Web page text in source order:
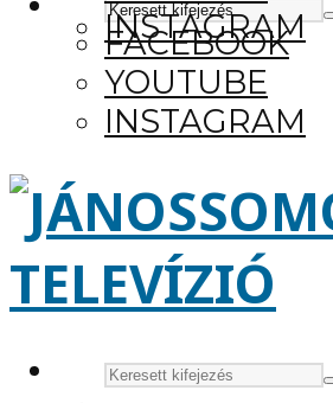
INSTAGRAM
FACEBOOK
YOUTUBE
INSTAGRAM